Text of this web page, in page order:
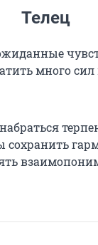
Телец
много сил